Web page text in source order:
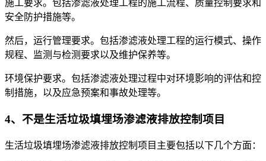
施工要求。包括渗滤液处理工程的施工流程、质量控制要求和
安全防护措施等。
然后，运行管理要求。包括渗滤液处理工程的运行模式、操作
规程、监测与检测要求以及维护保养等。
环境保护要求。包括渗滤液处理过程中对环境影响的评估和控
制措施，以及应急预案和事故处理等。
4、不是生活垃圾填埋场渗滤液排放控制项目
生活垃圾填埋场渗滤液排放控制项目主要包括以下几个方面：